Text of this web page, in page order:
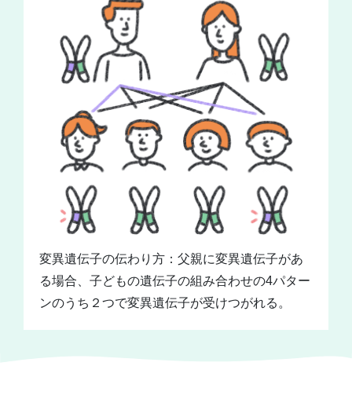
変異遺伝子の伝わり方：父親に変異遺伝子があ
る場合、子どもの遺伝子の組み合わせの4パター
ンのうち２つで変異遺伝子が受けつがれる。